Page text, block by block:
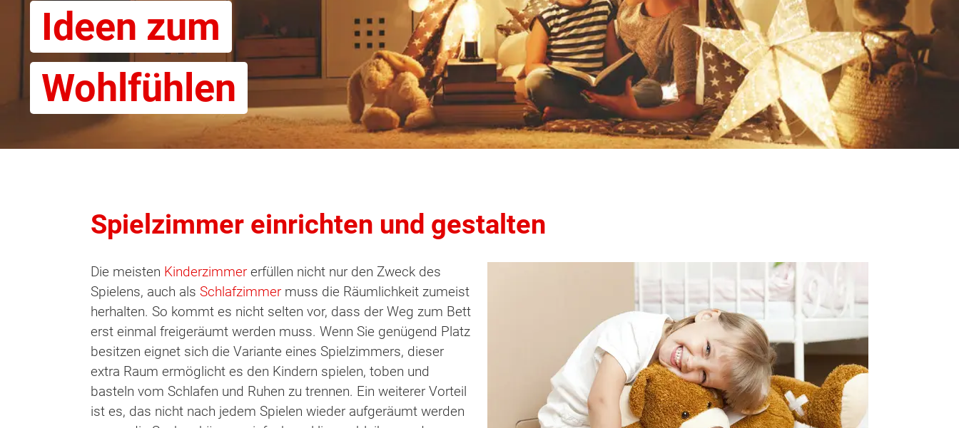
Ideen zum
Wohlfühlen
Spielzimmer einrichten und gestalten
Die meisten Kinderzimmer erfüllen nicht nur den Zweck des
Spielens, auch als Schlafzimmer muss die Räumlichkeit zumeist
herhalten. So kommt es nicht selten vor, dass der Weg zum Bett
erst einmal freigeräumt werden muss. Wenn Sie genügend Platz
besitzen eignet sich die Variante eines Spielzimmers, dieser
extra Raum ermöglicht es den Kindern spielen, toben und
basteln vom Schlafen und Ruhen zu trennen. Ein weiterer Vorteil
ist es, das nicht nach jedem Spielen wieder aufgeräumt werden